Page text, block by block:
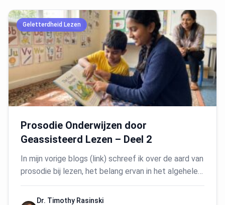
Geletterdheid Lezen
Prosodie Onderwijzen door
Geassisteerd Lezen – Deel 2
In mijn vorige blogs (link) schreef ik over de aard van
prosodie bij lezen, het belang ervan in het algehele…
Dr. Timothy Rasinski